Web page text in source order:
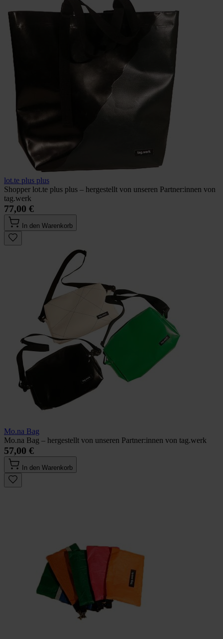
lot.te plus plus
Shopper lot.te plus plus – hergestellt von unseren Partner:innen von
tag.werk
77,00 €
In den Warenkorb
Mo.na Bag
Mo.na Bag – hergestellt von unseren Partner:innen von tag.werk
57,00 €
In den Warenkorb